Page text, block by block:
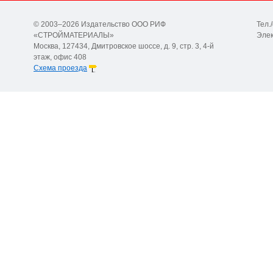
© 2003–2026 Издательство ООО РИФ
«СТРОЙМАТЕРИАЛЫ»
Москва, 127434, Дмитровское шоссе, д. 9, стр. 3, 4-й
этаж, офис 408
Схема проезда